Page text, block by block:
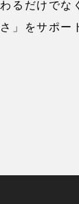
わるだけでな
さ」をサポー